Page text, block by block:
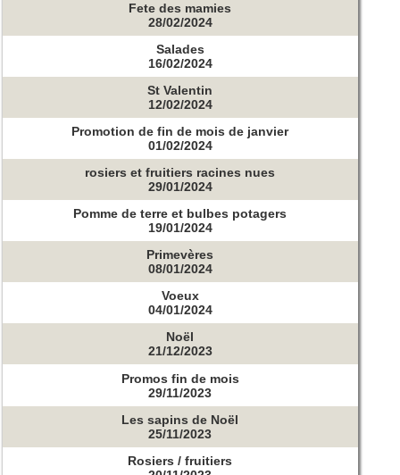
Fete des mamies
28/02/2024
Salades
16/02/2024
St Valentin
12/02/2024
Promotion de fin de mois de janvier
01/02/2024
rosiers et fruitiers racines nues
29/01/2024
Pomme de terre et bulbes potagers
19/01/2024
Primevères
08/01/2024
Voeux
04/01/2024
Noël
21/12/2023
Promos fin de mois
29/11/2023
Les sapins de Noël
25/11/2023
Rosiers / fruitiers